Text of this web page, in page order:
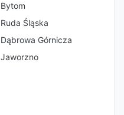
Bytom
Ruda Śląska
Dąbrowa Górnicza
Jaworzno